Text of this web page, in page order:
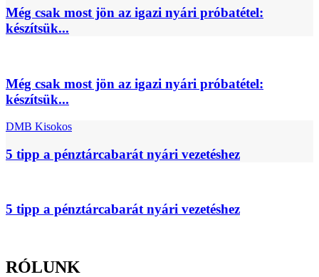
Még csak most jön az igazi nyári próbatétel:
készítsük...
Még csak most jön az igazi nyári próbatétel:
készítsük...
DMB Kisokos
5 tipp a pénztárcabarát nyári vezetéshez
5 tipp a pénztárcabarát nyári vezetéshez
RÓLUNK